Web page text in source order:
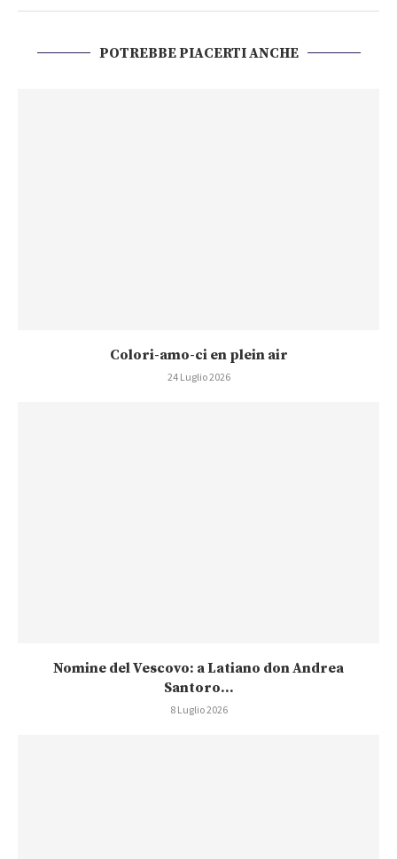
POTREBBE PIACERTI ANCHE
Colori-amo-ci en plein air
24 Luglio 2026
Nomine del Vescovo: a Latiano don Andrea
Santoro...
8 Luglio 2026